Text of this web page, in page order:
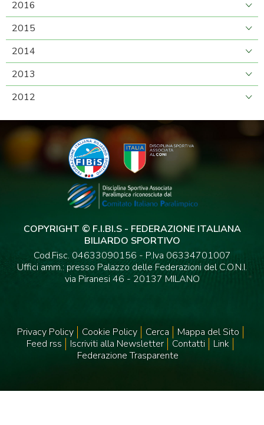
2016
2015
2014
2013
2012
COPYRIGHT © F.I.BI.S - FEDERAZIONE ITALIANA
BILIARDO SPORTIVO
Cod.Fisc. 04633090156 - P.Iva 06334701007
Uffici amm.: presso Palazzo delle Federazioni del C.O.N.I.
via Piranesi 46 - 20137 MILANO
Privacy Policy Cookie Policy Cerca
Mappa del Sito
Feed rss
Iscriviti alla Newsletter Contatti
Link
Federazione Trasparente